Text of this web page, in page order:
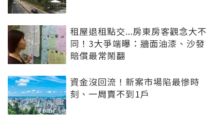
租屋退租點交...房東房客觀念大不
同！3大爭端曝：牆面油漆、沙發
賠償最常鬧翻
資金沒回流！新案市場陷最慘時
刻、一周賣不到1戶